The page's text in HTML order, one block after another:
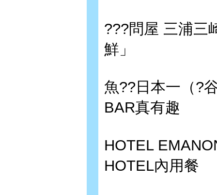
???問屋 三浦三
鮮」
魚??日本一（?
BAR真有趣
HOTEL
HOTEL內用餐